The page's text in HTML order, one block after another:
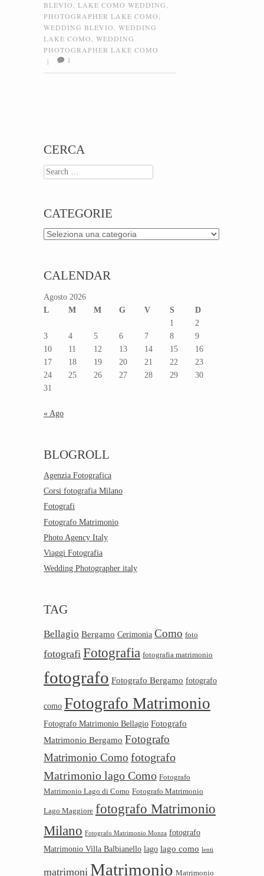
BLEVIO LAKE COMO WEDDING
PHOTOGRAPHER LAKE COMO
WEDDING BLEVIO
WEDDING
LAKE COMO
WEDDING
PHOTOGRAPHER LAKE COMO
|
1
CERCA
Search
CATEGORIE
Categorie
CALENDAR
Agosto 2026
L
M M G V S
D
1
2
3
4 5 6 7 8
9
10
11 12 13 14 15
16
17
18 19 20 21 22
23
24
25 26 27 28 29
30
31
« Ago
BLOGROLL
Agenzia Fotografica
Corsi fotografia Milano
Fotografi
Fotografo Matrimonio
Photo Agency Italy
Viaggi Fotografia
Wedding Photographer italy
TAG
Bellagio Bergamo Cerimonia Como foto
fotografi Fotografia fotografia matrimonio
fotografo Fotografo Bergamo fotografo
como Fotografo Matrimonio
Fotografo Matrimonio Bellagio Fotografo
Matrimonio Bergamo Fotografo
Matrimonio Como fotografo
Matrimonio lago Como Fotografo
Matrimonio Lago di Como Fotografo Matrimonio
Lago Maggiore fotografo Matrimonio
Milano Fotografo Matrimonio Monza fotografo
Matrimonio Villa Balbianello lago lago como lenti
matrimoni Matrimonio Matrimonio